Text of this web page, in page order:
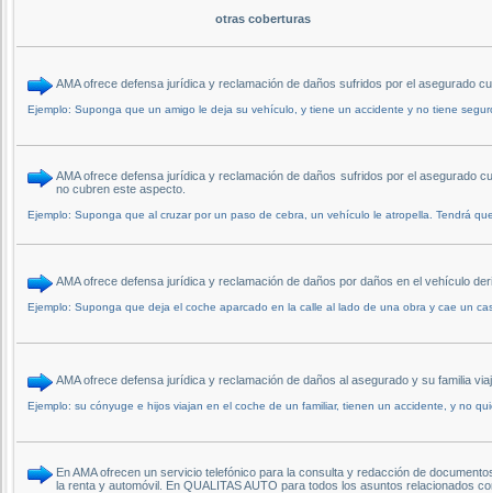
otras coberturas
AMA ofrece defensa jurídica y reclamación de daños sufridos por el asegurado
Ejemplo: Suponga que un amigo le deja su vehículo, y tiene un accidente y no tiene
AMA ofrece defensa jurídica y reclamación de daños sufridos por el asegurado
no cubren este aspecto.
Ejemplo: Suponga que al cruzar por un paso de cebra, un vehículo le atropella. Tendrá
AMA ofrece defensa jurídica y reclamación de daños por daños en el vehículo
Ejemplo: Suponga que deja el coche aparcado en la calle al lado de una obra y cae un
AMA ofrece defensa jurídica y reclamación de daños al asegurado y su familia
Ejemplo: su cónyuge e hijos viajan en el coche de un familiar, tienen un accidente, y no
En AMA ofrecen un servicio telefónico para la consulta y redacción de
la renta y automóvil. En QUALITAS AUTO para todos los asuntos relacionados